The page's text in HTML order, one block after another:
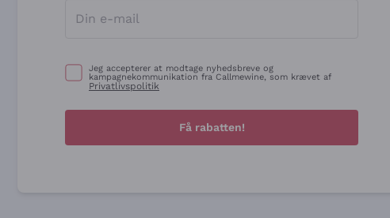
Jeg accepterer at modtage nyhedsbreve og
kampagnekommunikation fra Callmewine, som krævet af
Privatlivspolitik
Få rabatten!